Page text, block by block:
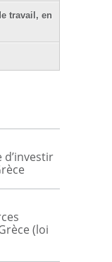
travail, en
(loi